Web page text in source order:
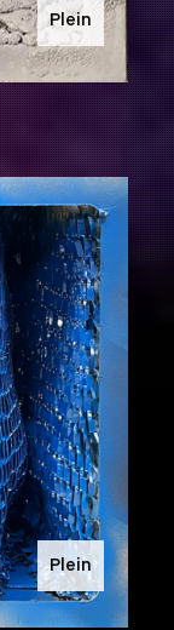
Plein
Plein